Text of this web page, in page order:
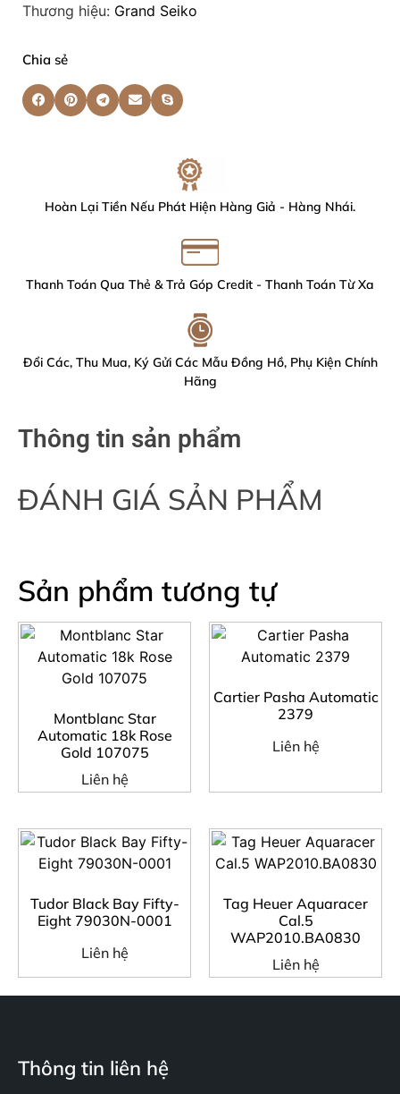
Thương hiệu: Grand Seiko
Chia sẻ
Hoàn Lại Tiền Nếu Phát Hiện Hàng Giả - Hàng Nhái.
Thanh Toán Qua Thẻ & Trả Góp Credit - Thanh Toán Từ Xa
Đổi Các, Thu Mua, Ký Gửi Các Mẫu Đồng Hồ, Phụ Kiện Chính
Hãng
Thông tin sản phẩm
ĐÁNH GIÁ SẢN PHẨM
Sản phẩm tương tự
Montblanc Star
Automatic 18k Rose
Gold 107075
Liên hệ
Cartier Pasha Automatic
2379
Liên hệ
Tudor Black Bay Fifty-
Eight 79030N-0001
Liên hệ
Tag Heuer Aquaracer
Cal.5
WAP2010.BA0830
Liên hệ
Thông tin liên hệ